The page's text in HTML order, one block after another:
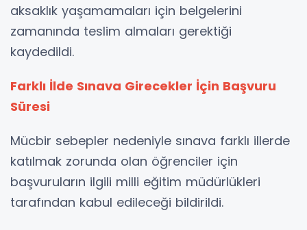
aksaklık yaşamamaları için belgelerini
zamanında teslim almaları gerektiği
kaydedildi.
Farklı İlde Sınava Girecekler İçin Başvuru
Süresi
Mücbir sebepler nedeniyle sınava farklı illerde
katılmak zorunda olan öğrenciler için
başvuruların ilgili milli eğitim müdürlükleri
tarafından kabul edileceği bildirildi.